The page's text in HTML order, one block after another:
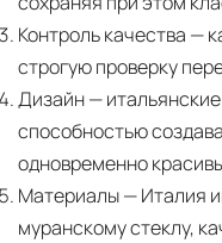
Контроль качества —
строгую проверку
Дизайн—
способностью
одновременно
Материалы— Италия
муранскому стеклу,